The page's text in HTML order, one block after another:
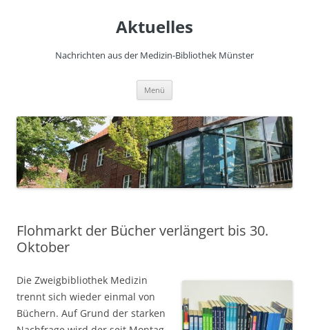
Aktuelles
Nachrichten aus der Medizin-Bibliothek Münster
Menü
Flohmarkt der Bücher verlängert bis 30.
Oktober
Die Zweigbibliothek Medizin
trennt sich wieder einmal von
Büchern. Auf Grund der starken